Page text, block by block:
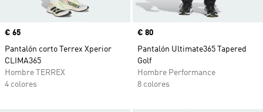
Precio
€ 65
Pantalón corto Terrex Xperior
CLIMA365
Hombre TERREX
4 colores
Precio
€ 80
Pantalón Ultimate365 Tapered
Golf
Hombre Performance
8 colores